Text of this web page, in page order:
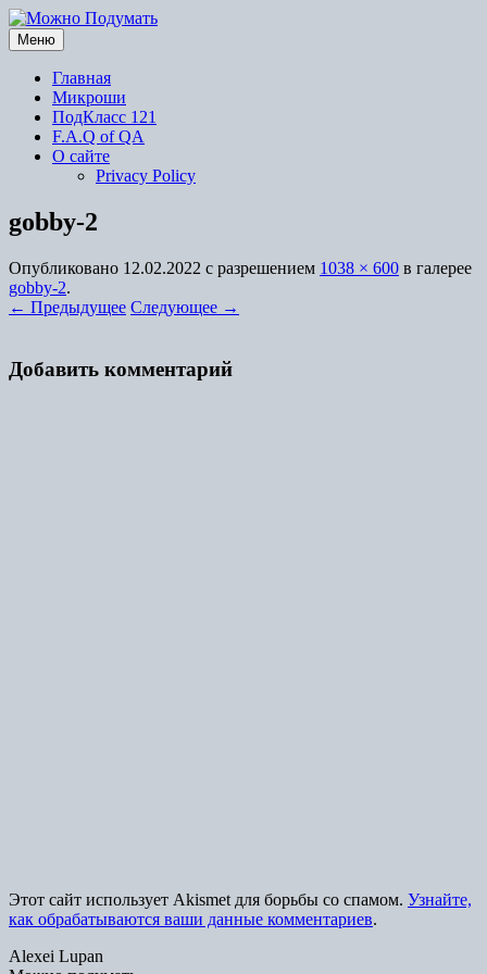
Перейти
к
содержимому
Меню
Главная
Микроши
ПодКласс 121
F.A.Q of QA
О сайте
Privacy Policy
gobby-2
Опубликовано 12.02.2022 с разрешением 1038 × 600 в галерее
gobby-2.
← Предыдущее Следующее →
Добавить комментарий
Этот сайт использует Akismet для борьбы со спамом. Узнайте,
как обрабатываются ваши данные комментариев.
Alexei Lupan